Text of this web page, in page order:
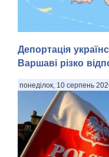
Сили оборони
Кінбурнському
ЗСУ, півострів
а противник
боєприпасів, пального
Депортація
Варшаві різко
понеділок, 10 серпень